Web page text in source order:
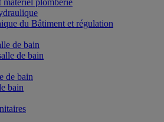
matériel plomberie
du Bâtiment et régulation
de bain
de bain
de bain
bain